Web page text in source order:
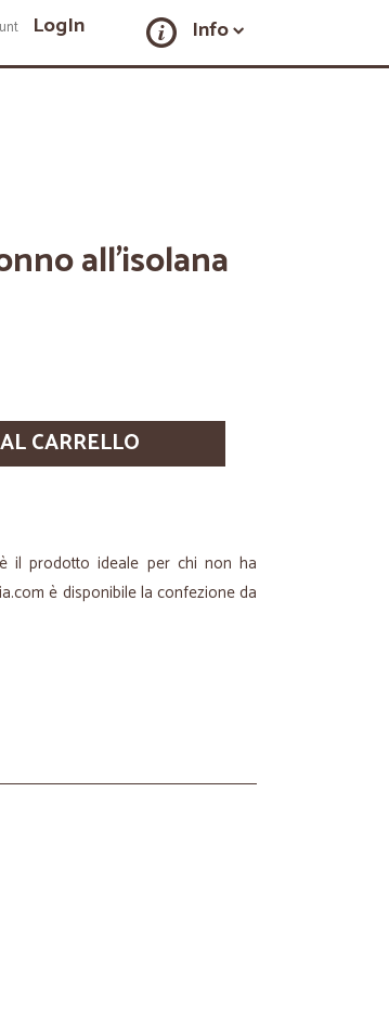
LogIn Info
all'isolana
CARRELLO
il prodotto ideale per chi non ha
è disponibile la confezione da